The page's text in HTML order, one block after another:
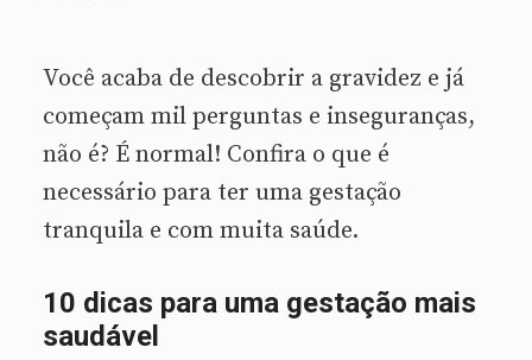
Você acaba de descobrir a gravidez e já
começam mil perguntas e inseguranças,
não é? É normal! Confira o que é
necessário para ter uma gestação
tranquila e com muita saúde.
10 dicas para uma gestação mais
saudável